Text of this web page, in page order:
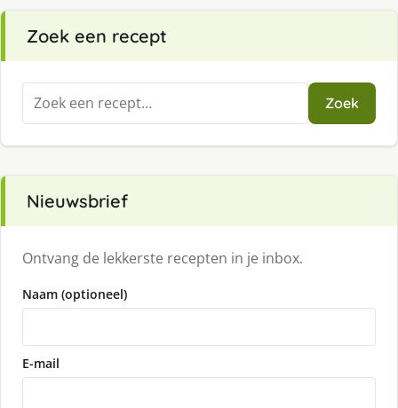
Zoek een recept
Zoeken
naar:
Zoek
Nieuwsbrief
Ontvang de lekkerste recepten in je inbox.
Naam (optioneel)
E-mail